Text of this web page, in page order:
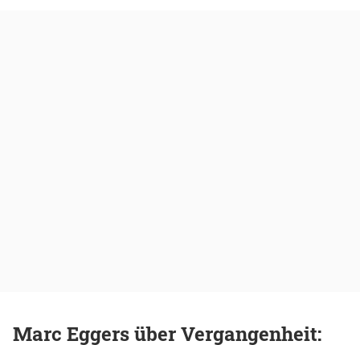
Marc Eggers über Vergangenheit: